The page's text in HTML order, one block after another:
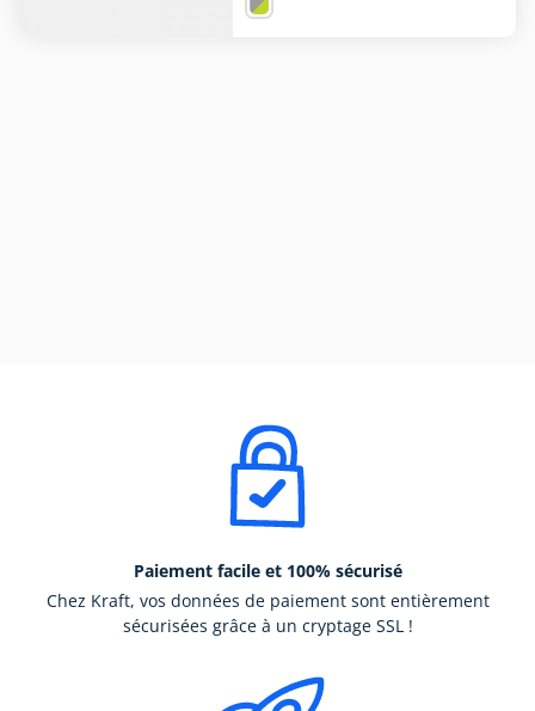
Paiement facile et 100% sécurisé
Chez Kraft, vos données de paiement sont entièrement
sécurisées grâce à un cryptage SSL !